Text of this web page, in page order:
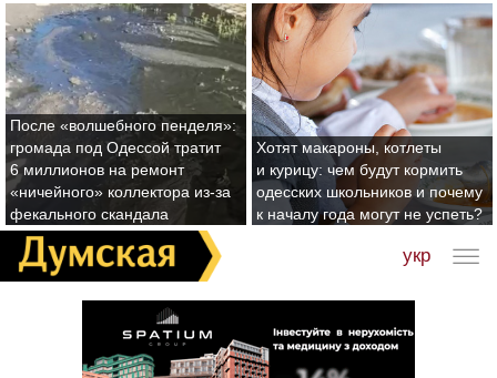
После «волшебного пенделя»:
громада под Одессой тратит
6 миллионов на ремонт
«ничейного» коллектора из-за
фекального скандала
Хотят макароны, котлеты
и курицу: чем будут кормить
одесских школьников и почему
к началу года могут не успеть?
укр